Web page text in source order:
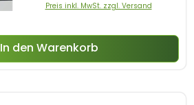
Preis inkl. MwSt. zzgl. Versand
In den Warenkorb